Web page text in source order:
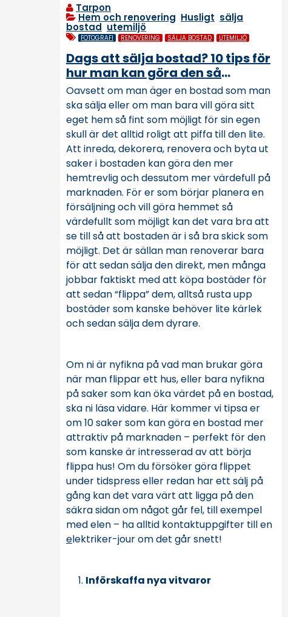
Tarpon
Hem och renovering Husligt sälja
bostad utemiljö
FOTOGRAFI RENOVERING SÄLJA BOSTAD UTEMILJÖ
Dags att sälja bostad? 10 tips för
hur man kan göra den så
attraktiv som möjligt
Oavsett om man äger en bostad som man
ska sälja eller om man bara vill göra sitt
eget hem så fint som möjligt för sin egen
skull är det alltid roligt att piffa till den lite.
Att inreda, dekorera, renovera och byta ut
saker i bostaden kan göra den mer
hemtrevlig och dessutom mer värdefull på
marknaden. För er som börjar planera en
försäljning och vill göra hemmet så
värdefullt som möjligt kan det vara bra att
se till så att bostaden är i så bra skick som
möjligt. Det är sällan man renoverar bara
för att sedan sälja den direkt, men många
jobbar faktiskt med att köpa bostäder för
att sedan “flippa” dem, alltså rusta upp
bostäder som kanske behöver lite kärlek
och sedan sälja dem dyrare.
Om ni är nyfikna på vad man brukar göra
när man flippar ett hus, eller bara nyfikna
på saker som kan öka värdet på en bostad,
ska ni läsa vidare. Här kommer vi tipsa er
om 10 saker som kan göra en bostad mer
attraktiv på marknaden – perfekt för den
som kanske är intresserad av att börja
flippa hus! Om du försöker göra flippet
under tidspress eller redan har ett sälj på
gång kan det vara värt att ligga på den
säkra sidan om något går fel, till exempel
med elen – ha alltid kontaktuppgifter till en
elektriker-jour om det går snett!
Införskaffa nya vitvaror